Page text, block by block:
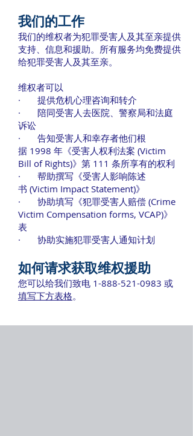
我们的工作
我们的维权者为犯罪受害人及其至亲提供
支持、信息和援助。所有服务均免费提供
给犯罪受害人及其至亲。
维权者可以
· 提供危机心理咨询和转介
· 陪同受害人去医院、警察局和法庭
诉讼
· 告知受害人和幸存者他们根
据 1998 年《受害人权利法案 (Victim
Bill of Rights)》第 111 条所享有的权利
· 帮助撰写《受害人影响陈述
书 (Victim Impact Statement)》
· 协助填写《犯罪受害人赔偿 (Crime
Victim Compensation forms, VCAP)》
表
· 协助实施犯罪受害人通知计划
如何请求获取维权援助
您可以给我们致电 1-888-521-0983 或
填写下方表格。